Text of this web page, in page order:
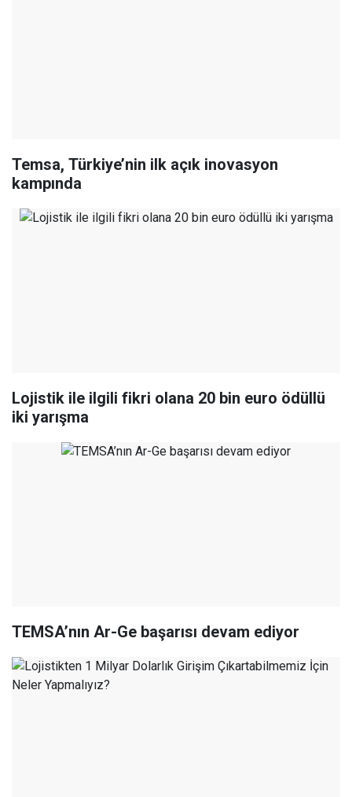
Temsa, Türkiye’nin ilk açık inovasyon
kampında
Lojistik ile ilgili fikri olana 20 bin euro ödüllü
iki yarışma
TEMSA’nın Ar-Ge başarısı devam ediyor